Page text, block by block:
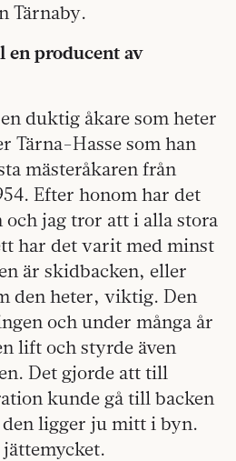
Tärnaby.
en producent av
duktig åkare som heter
Tärna-Hasse som han
mästeråkaren från
Efter honom har det
jag tror att i alla stora
har det varit med minst
är skidbacken, eller
den heter, viktig. Den
och under många år
lift och styrde även
Det gjorde att till
kunde gå till backen
ligger ju mitt i byn.